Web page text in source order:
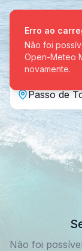
BoasOndas
Passo de
Não foi
Erro ao
Não foi
Open-Meteo
novamente.